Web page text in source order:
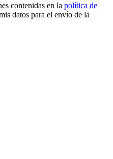
contenidas en la política de
datos para el envío de la